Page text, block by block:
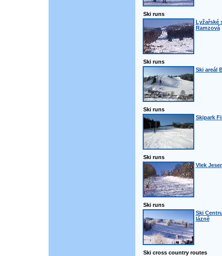
Ski runs
Lyžařské
Ramzová
Ski runs
Ski areál
Ski runs
Skipark
Ski runs
Vlek
Ski runs
Ski
lázně
Ski cross country routes